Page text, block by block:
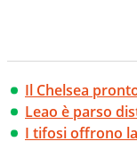
Il Chelsea
Leao è parso
I tifosi offrono